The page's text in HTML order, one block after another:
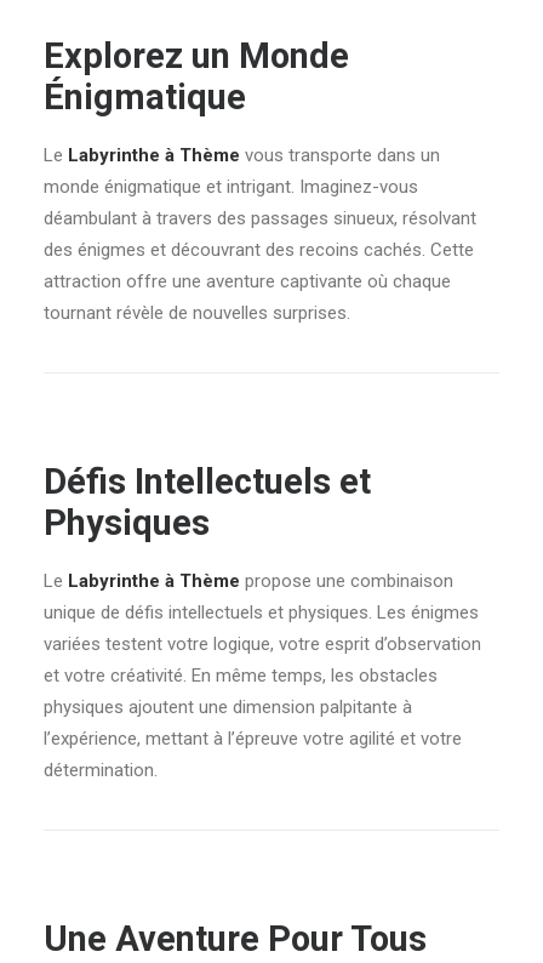
Explorez un Monde
Énigmatique
Le Labyrinthe à Thème vous transporte dans un
monde énigmatique et intrigant. Imaginez-vous
déambulant à travers des passages sinueux, résolvant
des énigmes et découvrant des recoins cachés. Cette
attraction offre une aventure captivante où chaque
tournant révèle de nouvelles surprises.
Défis Intellectuels et
Physiques
Le Labyrinthe à Thème propose une combinaison
unique de défis intellectuels et physiques. Les énigmes
variées testent votre logique, votre esprit d’observation
et votre créativité. En même temps, les obstacles
physiques ajoutent une dimension palpitante à
l’expérience, mettant à l’épreuve votre agilité et votre
détermination.
Une Aventure Pour Tous